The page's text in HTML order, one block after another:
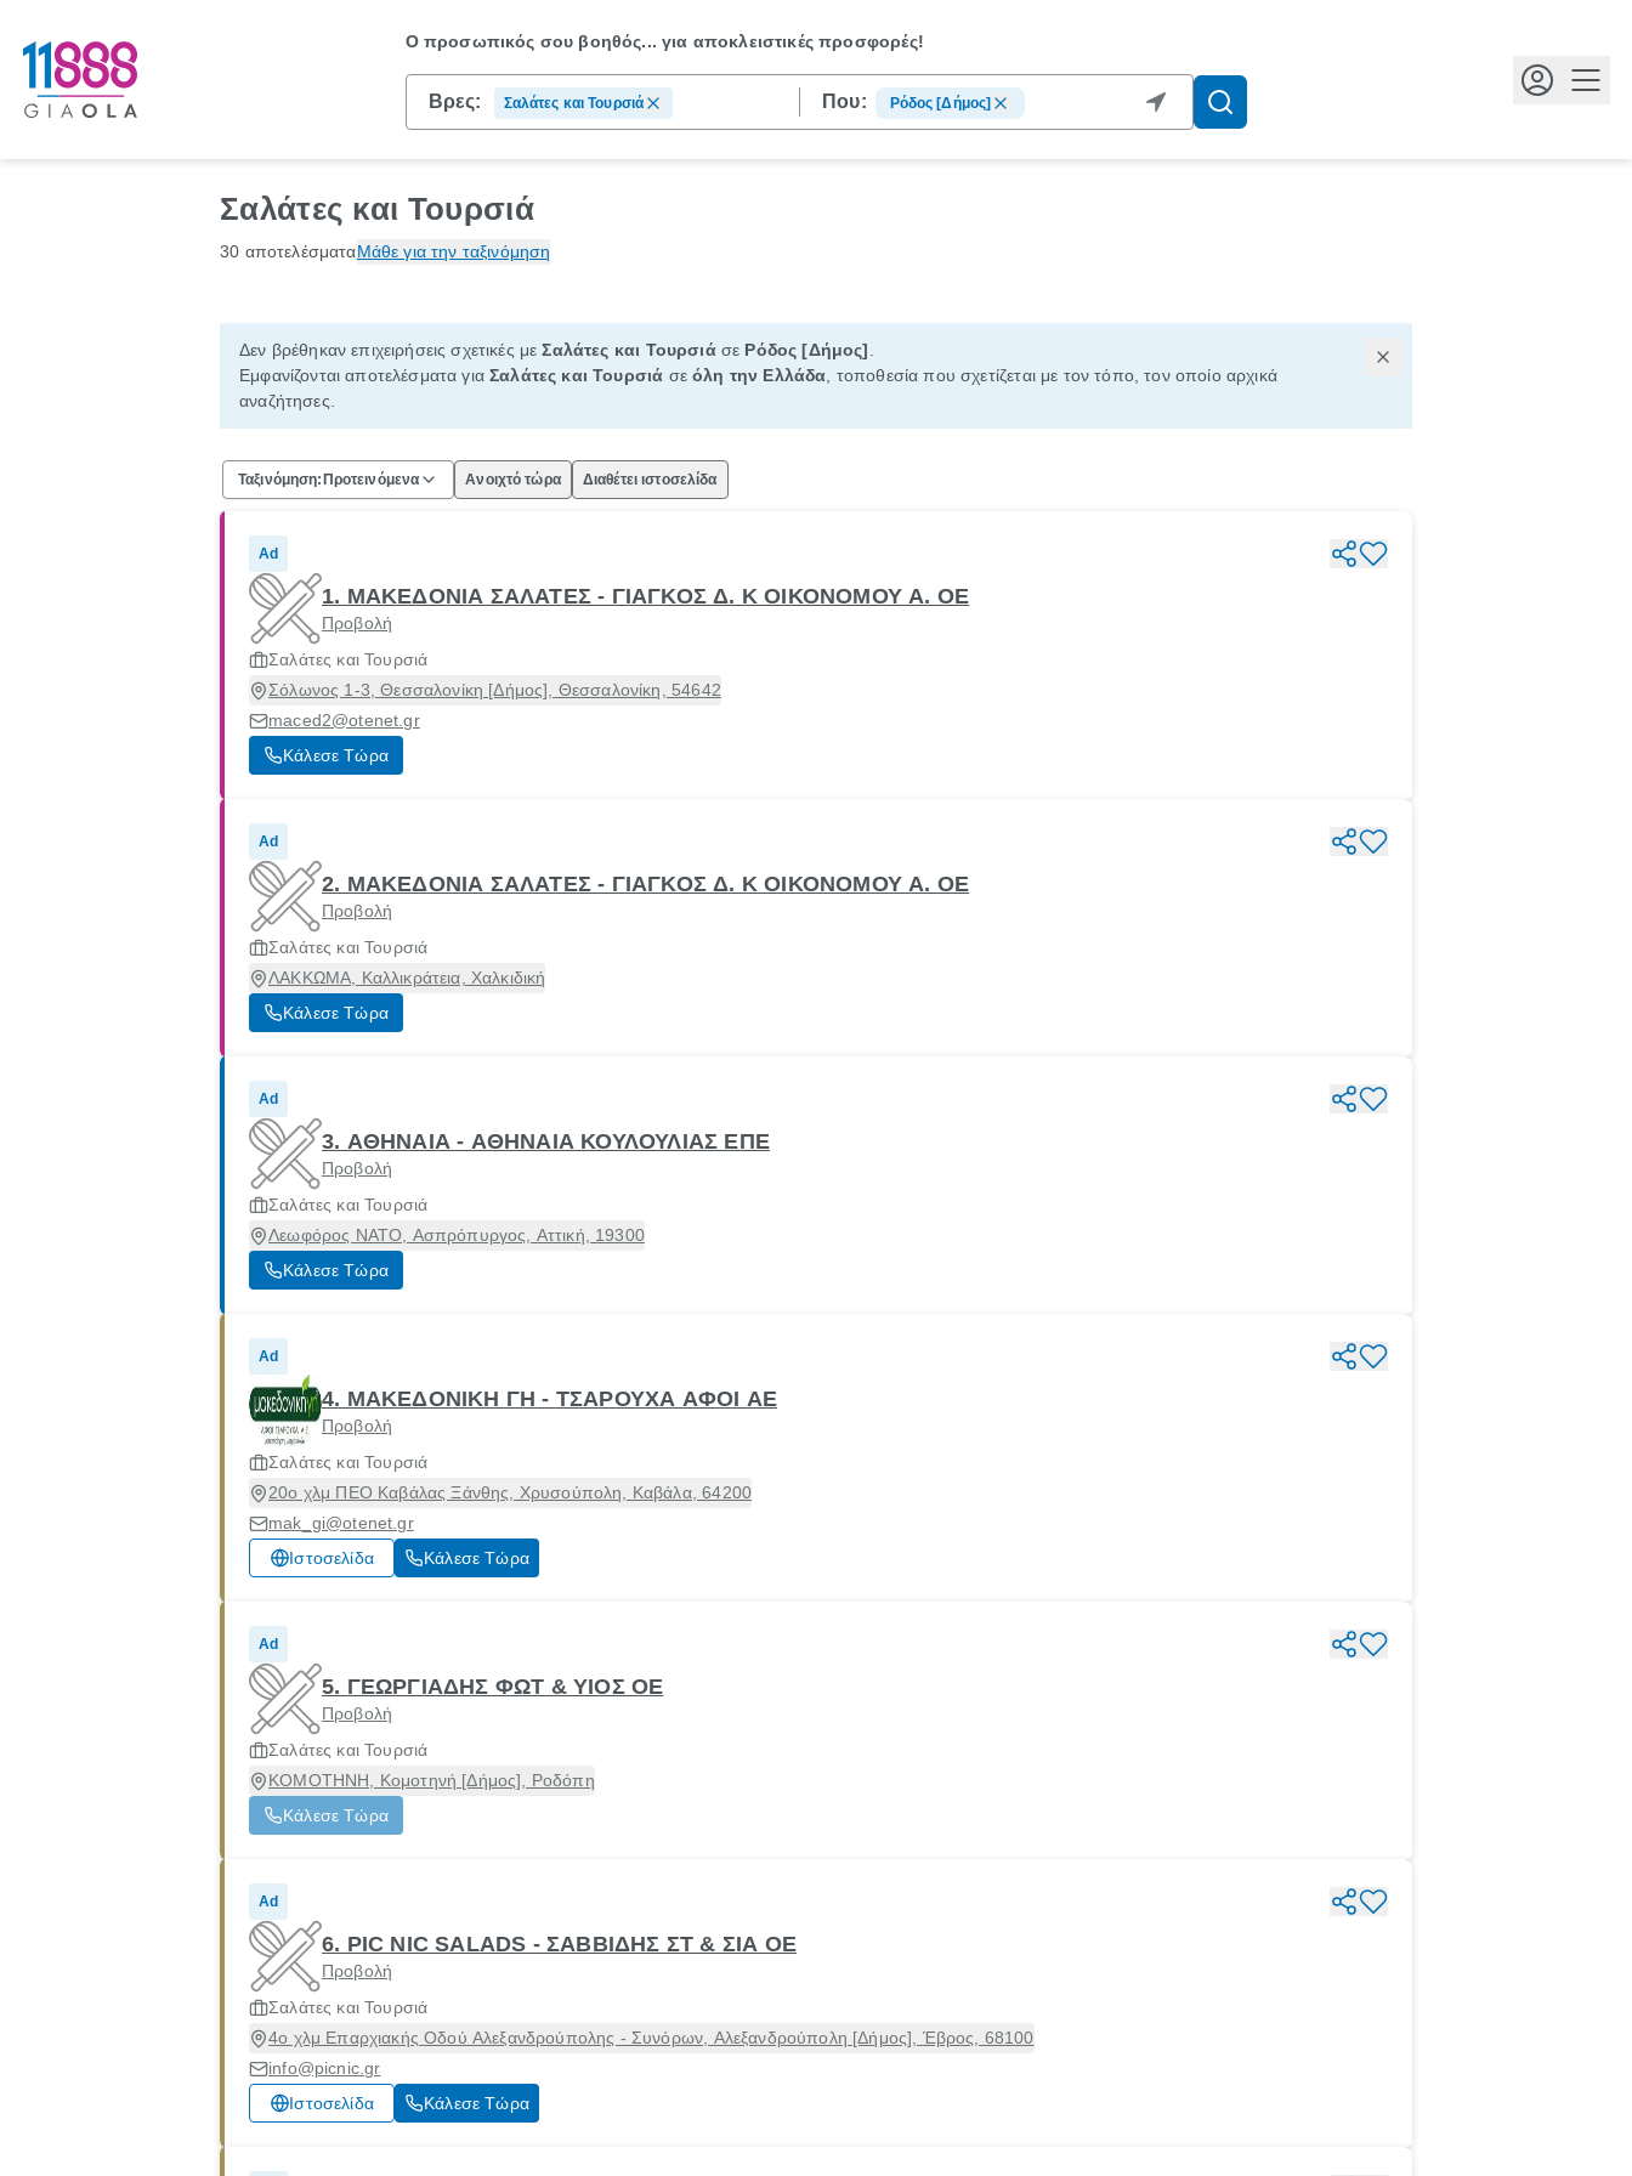
Ο προσωπικός σου βοηθός...για αποκλειστικές προσφορές!
Βρες: Σαλάτες και Τουρσιά Που: Ρόδος [Δήμος]
Σαλάτες και Τουρσιά
30 αποτελέσματαΜάθε για την ταξινόμηση
Δεν βρέθηκαν επιχειρήσεις σχετικές μεΣαλάτες και Τουρσιάσε Ρόδος [Δήμος]
Εμφανίζονται αποτελέσματα γιαΣαλάτες και Τουρσιά σεόλη την Ελλάδα , τοποθεσία που σχετίζεται με τον τόπο, τον οποίο αρχικά
αναζήτησες.
Ταξινόμηση: Προτεινόμενα Ανοιχτό τώρα Διαθέτει ιστοσελίδα
Ad
1. ΜΑΚΕΔΟΝΙΑ ΣΑΛΑΤΕΣ - ΓΙΑΓΚΟΣ Δ. Κ ΟΙΚΟΝΟΜΟΥ Α. ΟΕ
Προβολή
Σαλάτες και Τουρσιά
Σόλωνος 1-3, Θεσσαλονίκη [Δήμος], Θεσσαλονίκη, 54642
maced2@otenet.gr
Κάλεσε Τώρα
Ad
2. ΜΑΚΕΔΟΝΙΑ ΣΑΛΑΤΕΣ - ΓΙΑΓΚΟΣ Δ. Κ ΟΙΚΟΝΟΜΟΥ Α. ΟΕ
Προβολή
Σαλάτες και Τουρσιά
ΛΑΚΚΩΜΑ, Καλλικράτεια, Χαλκιδική
Κάλεσε Τώρα
Ad
3. ΑΘΗΝΑΙΑ - ΑΘΗΝΑΙΑ ΚΟΥΛΟΥΛΙΑΣ ΕΠΕ
Προβολή
Σαλάτες και Τουρσιά
Λεωφόρος ΝΑΤΟ, Ασπρόπυργος, Αττική, 19300
Κάλεσε Τώρα
Ad
4. ΜΑΚΕΔΟΝΙΚΗ ΓΗ - ΤΣΑΡΟΥΧΑ ΑΦΟΙ ΑΕ
Προβολή
Σαλάτες και Τουρσιά
20ο χλμ ΠΕΟ Καβάλας Ξάνθης, Χρυσούπολη, Καβάλα, 64200
mak_gi@otenet.gr
Ιστοσελίδα
Κάλεσε Τώρα
Ad
5. ΓΕΩΡΓΙΑΔΗΣ ΦΩΤ & ΥΙΟΣ ΟΕ
Προβολή
Σαλάτες και Τουρσιά
ΚΟΜΟΤΗΝΗ, Κομοτηνή [Δήμος], Ροδόπη
Κάλεσε Τώρα
Ad
6. PIC NIC SALADS - ΣΑΒΒΙΔΗΣ ΣΤ & ΣΙΑ ΟΕ
Προβολή
Σαλάτες και Τουρσιά
4ο χλμ Επαρχιακής Οδού Αλεξανδρούπολης - Συνόρων, Αλεξανδρούπολη [Δήμος], Έβρος, 68100
info@picnic.gr
Ιστοσελίδα
Κάλεσε Τώρα